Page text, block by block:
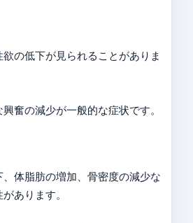
の低下が見られることがありま
奮の減少が一般的な症状です。
体脂肪の増加、骨密度の減少な
あります。